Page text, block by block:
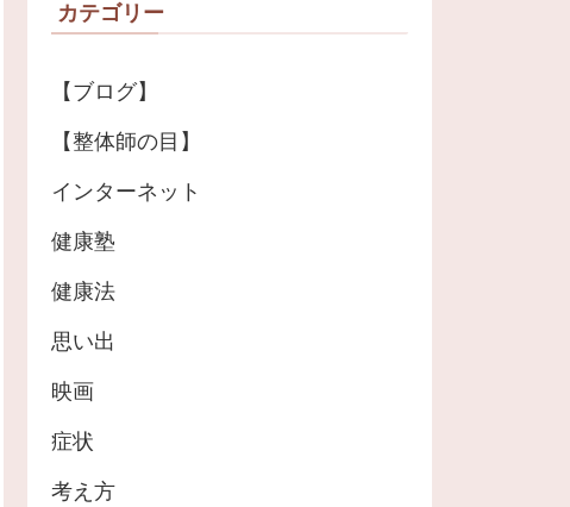
カテゴリー
【ブログ】
【整体師の目】
インターネット
健康塾
健康法
思い出
映画
症状
考え方